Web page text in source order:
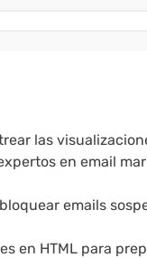
las
en email
emails
en HTML para